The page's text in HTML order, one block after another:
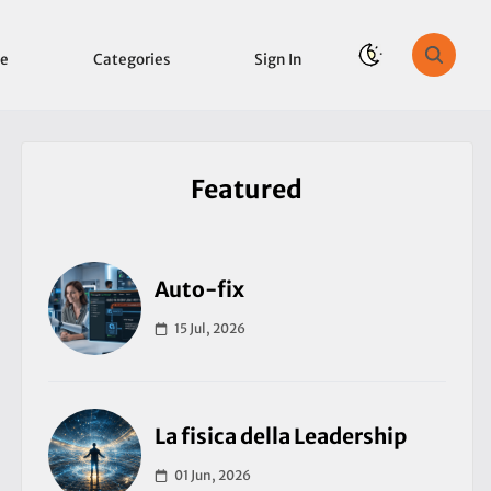
Categories Sign In
Featured
Auto-fix
15 Jul, 2026
La fisica della Leadership
01 Jun, 2026